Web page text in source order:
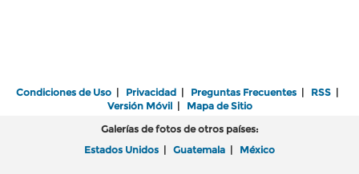
Condiciones de Uso | Privacidad | Preguntas Frecuentes | RSS |
Versión Móvil| Mapa de Sitio
Galerías de fotos de otros países:
Estados Unidos | Guatemala | México